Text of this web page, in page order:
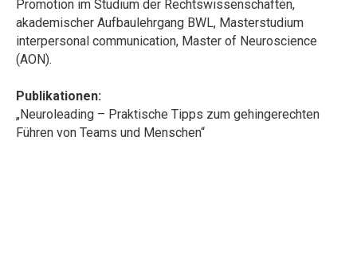
Promotion im Studium der Rechtswissenschaften,
akademischer Aufbaulehrgang BWL, Masterstudium
interpersonal communication, Master of Neuroscience
(AON).
Publikationen:
„Neuroleading – Praktische Tipps zum gehingerechten
Führen von Teams und Menschen“